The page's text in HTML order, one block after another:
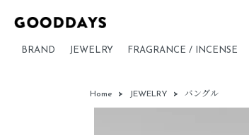
BRAND JEWELRY FRAGRANCE / INCENSE
Home > JEWELRY > バングル